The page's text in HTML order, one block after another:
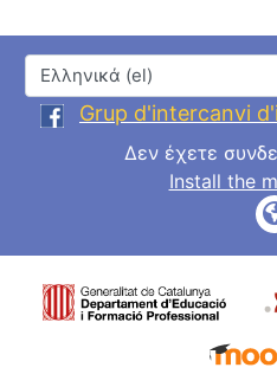
Γλώσσα
Grup d'intercanvi
Δεν έχετε
Install the